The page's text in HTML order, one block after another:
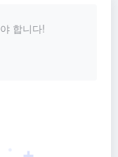
합니다!